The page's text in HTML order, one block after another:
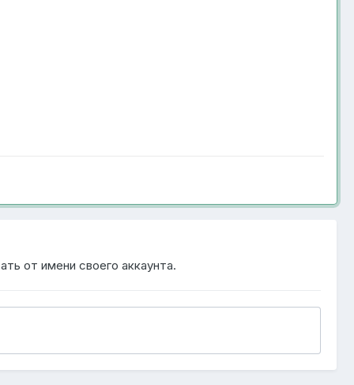
от имени своего аккаунта.